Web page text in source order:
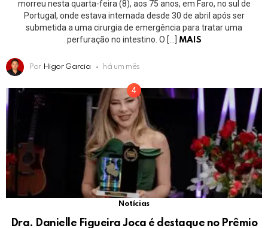
morreu nesta quarta-feira (8), aos 75 anos, em Faro, no sul de
Portugal, onde estava internada desde 30 de abril após ser
submetida a uma cirurgia de emergência para tratar uma
perfuração no intestino. O […]
MAIS
Por Higor Garcia há um mês
Notícias
Dra. Danielle Figueira Joca é destaque no Prêmio